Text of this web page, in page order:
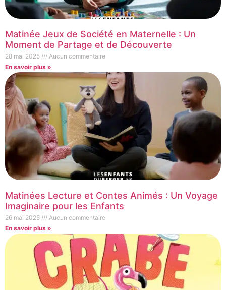
Matinée Jeux de Société en Maternelle : Un
Moment de Partage et de Découverte
28 mai 2025
Aucun commentaire
En savoir plus »
Matinées Lecture et Contes Animés : Un Voyage
Imaginaire pour les Enfants
26 mai 2025
Aucun commentaire
En savoir plus »